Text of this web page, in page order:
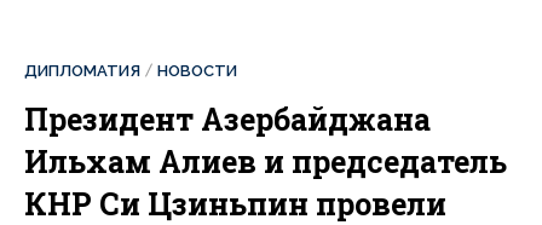
ДИПЛОМАТИЯ НОВОСТИ
Президент Азербайджана
Ильхам Алиев и председатель
КНР Си Цзиньпин провели